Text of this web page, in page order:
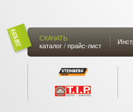
СКАЧАТЬ
каталог / прайс-лист